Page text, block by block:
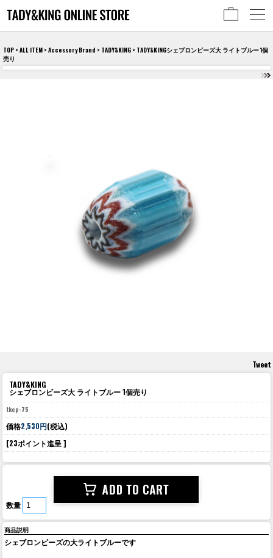
TOP > ALL ITEM > Accessory Brand > TADY&KING > TADY&KINGシェブロンビーズ大 ライトブルー 1個
売り
Tweet
TADY&KING
シェブロンビーズ大 ライトブルー 1個売り
tkcp-75
価格2,530円(税込)
[23ポイント進呈 ]
数量
商品説明
シェブロンビーズの大ライトブルーです